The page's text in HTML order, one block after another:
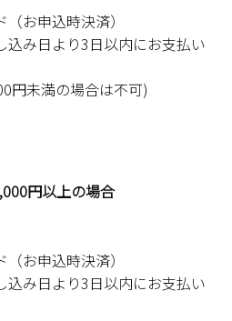
お申込時決済）
込み日より3日以内にお支払い
円未満の場合は不可)
円以上の場合
お申込時決済）
込み日より3日以内にお支払い